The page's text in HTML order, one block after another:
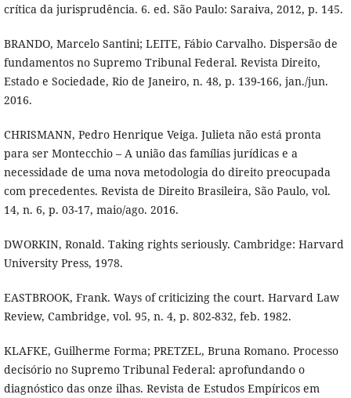
crítica da jurisprudência. 6. ed. São Paulo: Saraiva, 2012, p. 145.
BRANDO, Marcelo Santini; LEITE, Fábio Carvalho. Dispersão de
fundamentos no Supremo Tribunal Federal. Revista Direito,
Estado e Sociedade, Rio de Janeiro, n. 48, p. 139-166, jan./jun.
2016.
CHRISMANN, Pedro Henrique Veiga. Julieta não está pronta
para ser Montecchio – A união das famílias jurídicas e a
necessidade de uma nova metodologia do direito preocupada
com precedentes. Revista de Direito Brasileira, São Paulo, vol.
14, n. 6, p. 03-17, maio/ago. 2016.
DWORKIN, Ronald. Taking rights seriously. Cambridge: Harvard
University Press, 1978.
EASTBROOK, Frank. Ways of criticizing the court. Harvard Law
Review, Cambridge, vol. 95, n. 4, p. 802-832, feb. 1982.
KLAFKE, Guilherme Forma; PRETZEL, Bruna Romano. Processo
decisório no Supremo Tribunal Federal: aprofundando o
diagnóstico das onze ilhas. Revista de Estudos Empíricos em